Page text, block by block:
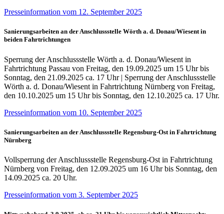
Presseinformation vom 12. September 2025
Sanierungsarbeiten an der Anschlussstelle Wörth a. d. Donau/Wiesent in
beiden Fahrtrichtungen
Sperrung der Anschlussstelle Wörth a. d. Donau/Wiesent in
Fahrtrichtung Passau von Freitag, den 19.09.2025 um 15 Uhr bis
Sonntag, den 21.09.2025 ca. 17 Uhr | Sperrung der Anschlussstelle
Wörth a. d. Donau/Wiesent in Fahrtrichtung Nürnberg von Freitag,
den 10.10.2025 um 15 Uhr bis Sonntag, den 12.10.2025 ca. 17 Uhr.
Presseinformation vom 10. September 2025
Sanierungsarbeiten an der Anschlussstelle Regensburg-Ost in Fahrtrichtung
Nürnberg
Vollsperrung der Anschlussstelle Regensburg-Ost in Fahrtrichtung
Nürnberg von Freitag, den 12.09.2025 um 16 Uhr bis Sonntag, den
14.09.2025 ca. 20 Uhr.
Presseinformation vom 3. September 2025